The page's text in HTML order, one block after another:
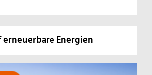
erneuerbare Energien